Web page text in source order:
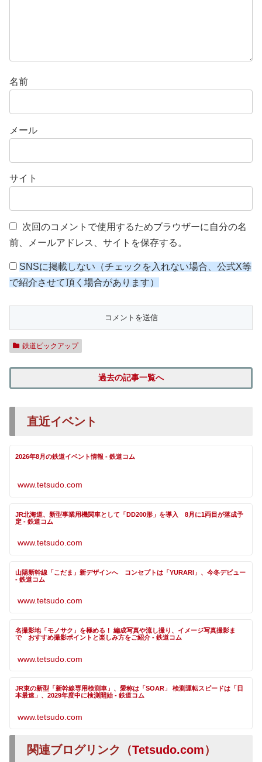
名前
メール
サイト
次回のコメントで使用するためブラウザーに自分の名
前、メールアドレス、サイトを保存する。
SNSに掲載しない（チェックを入れない場合、公式X等
で紹介させて頂く場合があります）
鉄道ピックアップ
過去の記事一覧へ
直近イベント
2026年8月の鉄道イベント情報 - 鉄道コム
www.tetsudo.com
JR北海道、新型事業用機関車として「DD200形」を導入 8月に1両目が落成予
定 - 鉄道コム
www.tetsudo.com
山陽新幹線「こだま」新デザインへ コンセプトは「YURARI」、今冬デビュー
- 鉄道コム
www.tetsudo.com
名撮影地「モノサク」を極める！ 編成写真や流し撮り、イメージ写真撮影ま
で おすすめ撮影ポイントと楽しみ方をご紹介 - 鉄道コム
www.tetsudo.com
JR東の新型「新幹線専用検測車」、愛称は「SOAR」 検測運転スピードは「日
本最速」、2029年度中に検測開始 - 鉄道コム
www.tetsudo.com
関連ブログリンク（Tetsudo.com）